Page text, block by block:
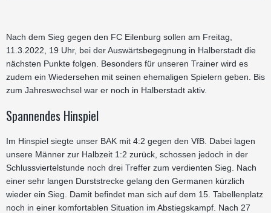
nachlegen
Nach dem Sieg gegen den FC Eilenburg sollen am Freitag,
11.3.2022, 19 Uhr, bei der Auswärtsbegegnung in Halberstadt die
nächsten Punkte folgen. Besonders für unseren Trainer wird es
zudem ein Wiedersehen mit seinen ehemaligen Spielern geben. Bis
zum Jahreswechsel war er noch in Halberstadt aktiv.
Spannendes Hinspiel
Im Hinspiel siegte unser BAK mit 4:2 gegen den VfB. Dabei lagen
unsere Männer zur Halbzeit 1:2 zurück, schossen jedoch in der
Schlussviertelstunde noch drei Treffer zum verdienten Sieg. Nach
einer sehr langen Durststrecke gelang den Germanen kürzlich
wieder ein Sieg. Damit befindet man sich auf dem 15. Tabellenplatz
noch in einer komfortablen Situation im Abstiegskampf. Nach 27